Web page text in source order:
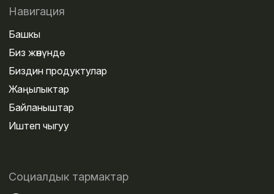
Навигация
Башкы
Биз жөнүндө
Биздин продуктулар
Жаңылыктар
Байланыштар
Иштеп чыгуу
Социалдык тармактар